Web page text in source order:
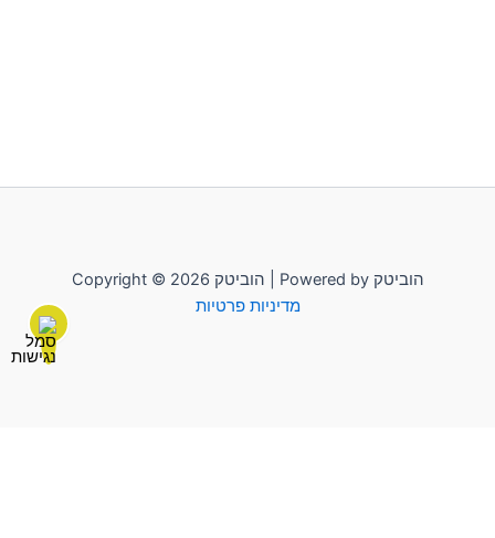
Copyright © 2026 הוביטק | Powered by הוביטק
מדיניות פרטיות